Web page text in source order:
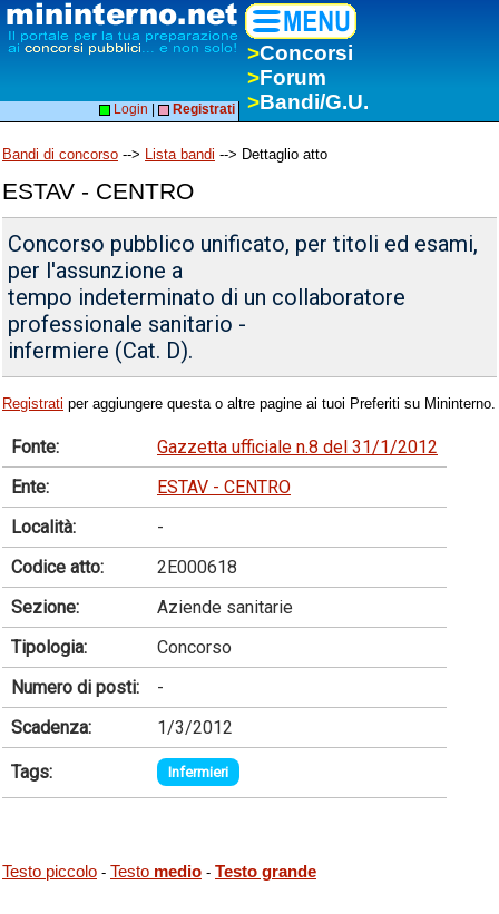
>Concorsi
>Forum
>Bandi/G.U.
Login Registrati
Bandi di concorso --> Lista bandi --> Dettaglio atto
ESTAV - CENTRO
Concorso pubblico unificato, per titoli ed esami,
per l'assunzione a
tempo indeterminato di un collaboratore
professionale sanitario -
infermiere (Cat. D).
Registrati per aggiungere questa o altre pagine ai tuoi Preferiti su Mininterno.
Fonte:
Gazzetta ufficiale n.8 del 31/1/2012
Ente:
ESTAV - CENTRO
Località:
-
Codice atto:
2E000618
Sezione:
Aziende sanitarie
Tipologia:
Concorso
Numero di posti:
-
Scadenza:
1/3/2012
Tags: Infermieri
Testo piccolo - Testo medio - Testo grande